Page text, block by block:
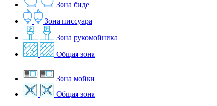
Зона биде
Зона писсуара
Зона рукомойника
Общая зона
Зона мойки
Общая зона